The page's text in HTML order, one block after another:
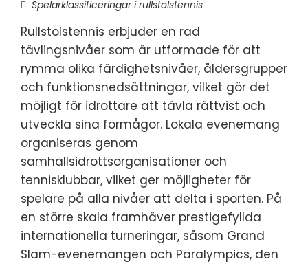
Spelarklassificeringar i rullstolstennis
Rullstolstennis erbjuder en rad
tävlingsnivåer som är utformade för att
rymma olika färdighetsnivåer, åldersgrupper
och funktionsnedsättningar, vilket gör det
möjligt för idrottare att tävla rättvist och
utveckla sina förmågor. Lokala evenemang
organiseras genom
samhällsidrottsorganisationer och
tennisklubbar, vilket ger möjligheter för
spelare på alla nivåer att delta i sporten. På
en större skala framhäver prestigefyllda
internationella turneringar, såsom Grand
Slam-evenemangen och Paralympics, den